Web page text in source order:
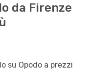
da Firenze
su Opodo a prezzi